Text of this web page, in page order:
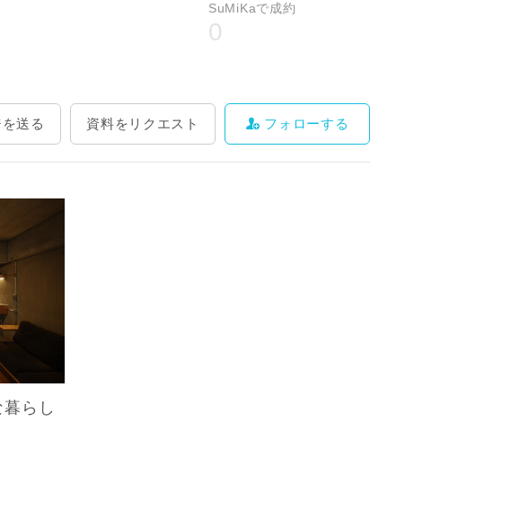
SuMiKaで成約
0
送る 資料をリクエスト フォローする
らし